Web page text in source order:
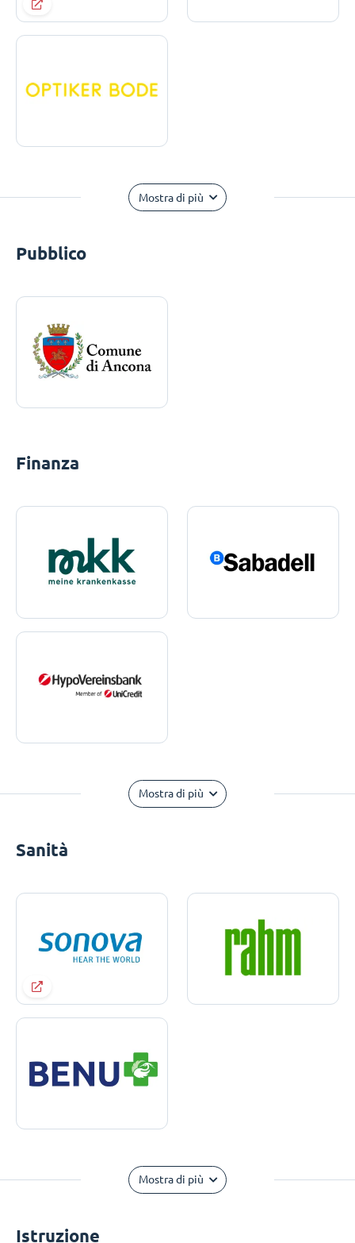
Mostra di più
Pubblico
Finanza
Mostra di più
Sanità
Mostra di più
Istruzione